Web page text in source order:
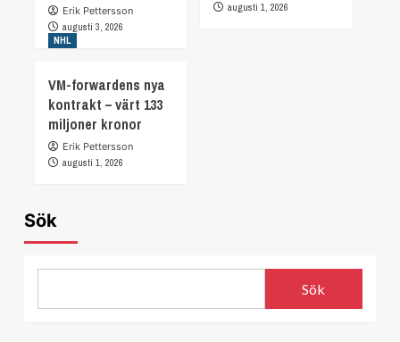
Erik Pettersson
augusti 3, 2026
augusti 1, 2026
NHL
VM-forwardens nya
kontrakt – värt 133
miljoner kronor
Erik Pettersson
augusti 1, 2026
Sök
Sök